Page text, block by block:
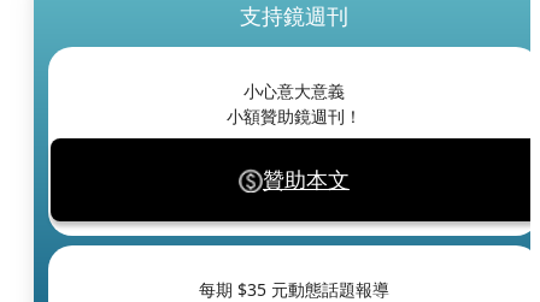
支持鏡週刊
小心意大意義
小額贊助鏡週刊！
贊助本文
每期 $35 元動態話題報導